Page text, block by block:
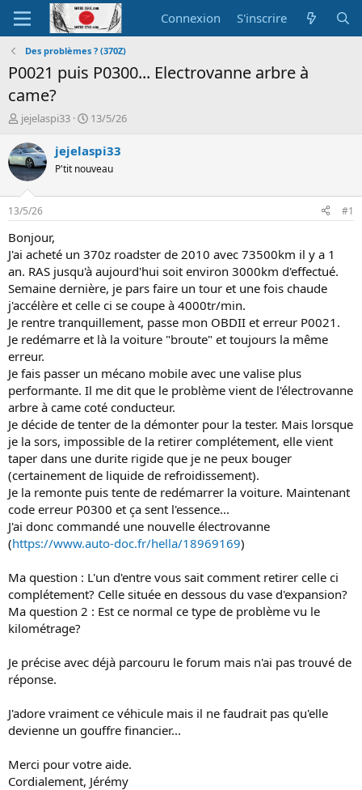
Connexion S'inscrire
Des problèmes ? (370Z)
P0021 puis P0300... Electrovanne arbre à
came?
A
t
e
u
r
d
e
l
a
d
i
s
c
u
s
i
o
n
jejelaspi33
D
t
d
é
u
t
13/5/26
jejelaspi33
P'tit nouveau
13/5/26 #1
Bonjour,
J'ai acheté un 370z roadster de 2010 avec 73500km il y a 1
an. RAS jusqu'à aujourd'hui soit environ 3000km d'effectué.
Semaine dernière, je pars faire un tour et une fois chaude
j'accélère et celle ci se coupe à 4000tr/min.
Je rentre tranquillement, passe mon OBDII et erreur P0021.
Je redémarre et là la voiture "broute" et toujours la même
erreur.
Je fais passer un mécano mobile avec une valise plus
performante. Il me dit que le problème vient de l'électrovanne
arbre à came coté conducteur.
Je décide de tenter de la démonter pour la tester. Mais lorsque
je la sors, impossible de la retirer complétement, elle vient
taper dans une durite rigide que je ne peux bouger
(certainement de liquide de refroidissement).
Je la remonte puis tente de redémarrer la voiture. Maintenant
code erreur P0300 et ça sent l'essence...
J'ai donc commandé une nouvelle électrovanne
(https://www.auto-doc.fr/hella/18969169)
Ma question : L'un d'entre vous sait comment retirer celle ci
complétement? Celle située en dessous du vase d'expansion?
Ma question 2 : Est ce normal ce type de problème vu le
kilométrage?
Je précise avec déjà parcouru le forum mais n'ai pas trouvé de
réponse.
J'adore vraiment ce véhicule mais il ne faudrait pas qu'elle
devienne un gouffre financier...
Merci pour votre aide.
Cordialement, Jérémy